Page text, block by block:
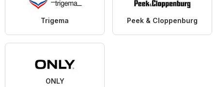
Trigema Peek & Cloppenburg
ONLY